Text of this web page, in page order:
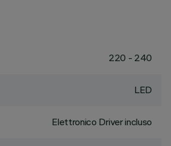
220 - 240
LED
Elettronico Driver incluso